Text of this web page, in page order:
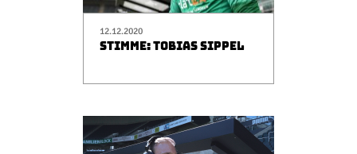
12.12.2020
STIMME: TOBIAS SIPPEL